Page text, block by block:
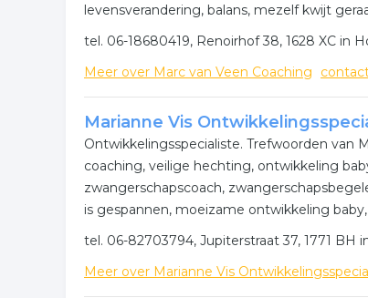
levensverandering, balans, mezelf kwijt
tel. 06-18680419, Renoirhof 38, 1628 XC in
Meer over Marc van Veen Coaching
Marianne Vis
Ontwikkelingsspecialiste. Trefwoorden van
coaching, veilige hechting, ontwikkeling
zwangerschapscoach,
is gespannen, moeizame ontwikkeling baby,
tel. 06-82703794, Jupiterstraat 37, 1771 BH
Meer over Marianne Vis